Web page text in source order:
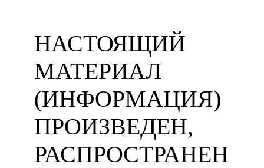
НАСТОЯЩИЙ
МАТЕРИАЛ
(ИНФОРМАЦИЯ)
ПРОИЗВЕДЕН,
РАСПРОСТРАНЕН